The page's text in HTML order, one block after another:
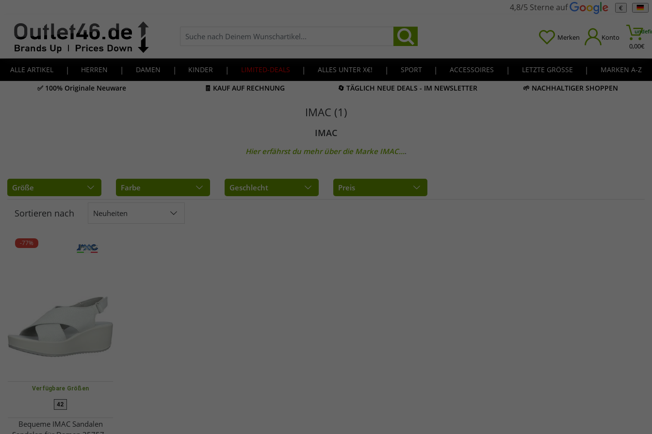
4,8/5 Sterne auf €
Merken Konto
0,00€
ALLE ARTIKEL | HERREN | DAMEN | KINDER | LIMITED-DEALS | ALLES UNTER X€! | SPORT | ACCESSOIRES | LETZTE GRÖSSE |
MARKEN A-Z
✅ 100% Originale Neuware
🧾 KAUF AUF RECHNUNG 🔄 TÄGLICH NEUE DEALS - IM NEWSLETTER 🌱 NACHHALTIGER SHOPPEN
IMAC (1)
IMAC
Hier erfährst du mehr über die Marke IMAC....
Größe Farbe Geschlecht Preis
Sortieren nach Neuheiten
-77%
Verfügbare Größen
42
Bequeme IMAC Sandalen